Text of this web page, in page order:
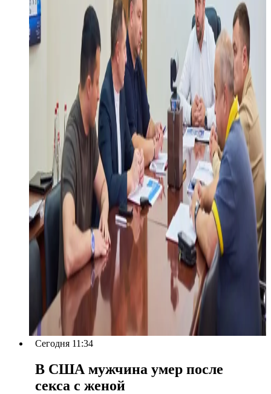
Сегодня 11:34
В США мужчина умер после
секса с женой